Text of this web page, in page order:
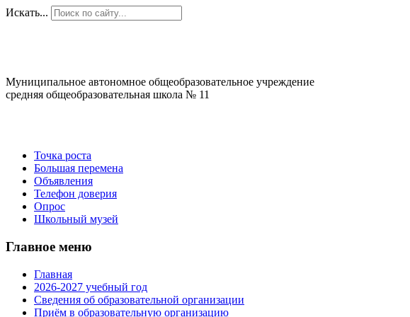
Искать...
Муниципальное автономное общеобразовательное учреждение
средняя общеобразовательная школа № 11
Точка роста
Большая перемена
Объявления
Телефон доверия
Опрос
Школьный музей
Главное меню
Главная
2026-2027 учебный год
Сведения об образовательной организации
Приём в образовательную организацию